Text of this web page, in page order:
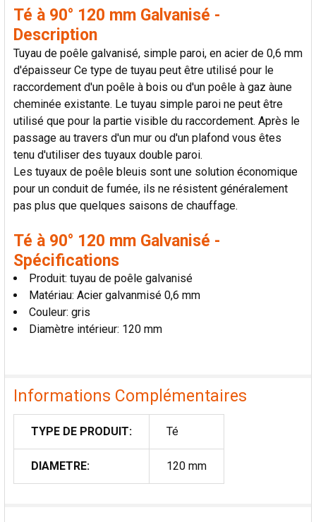
TOUT
SÉLECTIONNER
AJOUTER
LA
SÉLECTION
AU PANIER
Té à 90° 120 mm Galvanisé -
Description
Tuyau de poêle galvanisé, simple paroi, en acier de 0,6 mm
d'épaisseur Ce type de tuyau peut être utilisé pour le
raccordement d'un poêle à bois ou d'un poêle à gaz àune
cheminée existante. Le tuyau simple paroi ne peut être
utilisé que pour la partie visible du raccordement. Après le
passage au travers d'un mur ou d'un plafond vous êtes
tenu d'utiliser des tuyaux double paroi.
Les tuyaux de poêle bleuis sont une solution économique
pour un conduit de fumée, ils ne résistent généralement
pas plus que quelques saisons de chauffage.
Té à 90° 120 mm Galvanisé -
Spécifications
Produit: tuyau de poêle galvanisé
Matériau: Acier galvanmisé 0,6 mm
Couleur: gris
Diamètre intérieur: 120 mm
Informations Complémentaires
TYPE DE PRODUIT: Té
DIAMETRE: 120 mm